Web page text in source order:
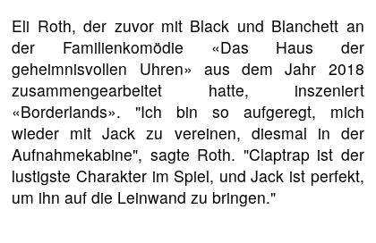
Eli Roth, der zuvor mit Black und Blanchett an
der Familienkomödie «Das Haus der
geheimnisvollen Uhren» aus dem Jahr 2018
zusammengearbeitet hatte, inszeniert
«Borderlands». "Ich bin so aufgeregt, mich
wieder mit Jack zu vereinen, diesmal in der
Aufnahmekabine", sagte Roth. "Claptrap ist der
lustigste Charakter im Spiel, und Jack ist perfekt,
um ihn auf die Leinwand zu bringen."